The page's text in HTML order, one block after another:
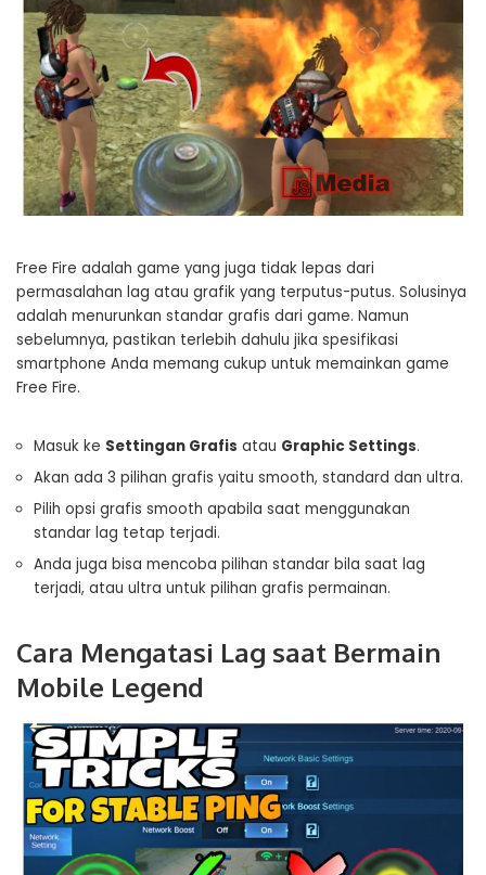
Free Fire adalah game yang juga tidak lepas dari
permasalahan lag atau grafik yang terputus-putus. Solusinya
adalah menurunkan standar grafis dari game. Namun
sebelumnya, pastikan terlebih dahulu jika spesifikasi
smartphone Anda memang cukup untuk memainkan game
Free Fire.
Masuk ke Settingan Grafis atau Graphic Settings.
Akan ada 3 pilihan grafis yaitu smooth, standard dan ultra.
Pilih opsi grafis smooth apabila saat menggunakan
standar lag tetap terjadi.
Anda juga bisa mencoba pilihan standar bila saat lag
terjadi, atau ultra untuk pilihan grafis permainan.
Cara Mengatasi Lag saat Bermain
Mobile Legend